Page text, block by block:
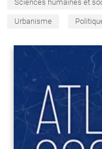
Sciences humaines et
Urbanisme